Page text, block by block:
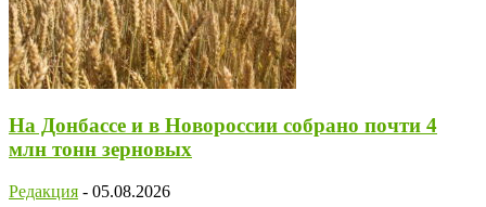
На Донбассе и в Новороссии собрано почти 4
млн тонн зерновых
Редакция - 05.08.2026